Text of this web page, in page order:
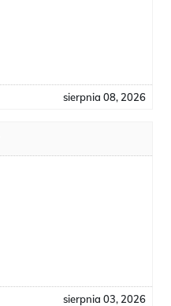
sierpnia 08, 2026
sierpnia 03, 2026